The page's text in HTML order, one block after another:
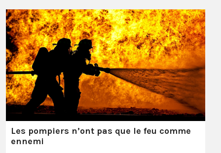
Les pompiers n’ont pas que le feu comme
ennemi